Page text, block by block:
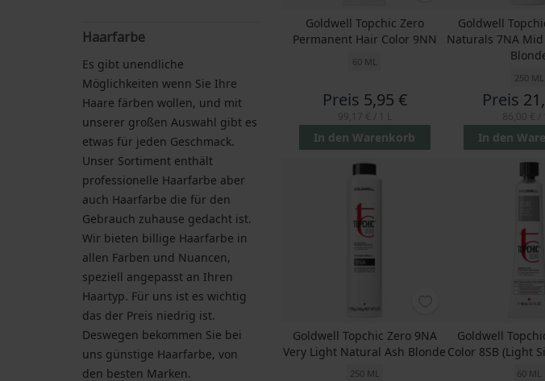
Goldwell Topchic Zero
Permanent Hair Color 9NN
60 ML
Preis 5,95 €
In den Warenkorb
Goldwell
Naturals 7NA
250 ML
Preis
In den
Goldwell Topchic Zero 9NA
Very Light Natural Ash Blonde
250 ML
Goldwell
Color 8SB (Light
60 ML
Haarfarbe
Es gibt unendliche
Möglichkeiten wenn Sie Ihre
Haare färben wollen, und mit
unserer großen Auswahl gibt es
etwas für jeden Geschmack.
Unser Sortiment enthält
professionelle Haarfarbe aber
auch Haarfarbe die für den
Gebrauch zuhause gedacht ist.
Wir bieten billige Haarfarbe in
allen Farben und Nuancen,
speziell angepasst an Ihren
Haartyp. Für uns ist es wichtig
das der Preis niedrig ist.
Deswegen bekommen Sie bei
uns günstige Haarfarbe, von
den besten Marken.